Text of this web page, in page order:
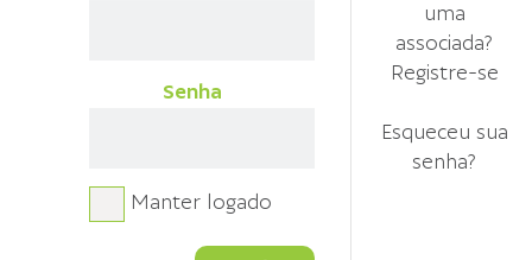
Senha
Manter logado
uma
associada?
Registre-se
Esqueceu sua
senha?